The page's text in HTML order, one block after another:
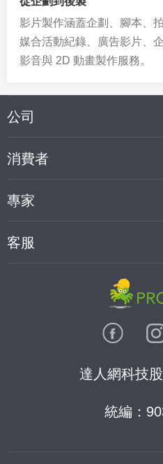
影片製作涵蓋企劃、腳本、
媒合活動紀錄、廣告影片、
影音與 2D 動畫製作服務。
公司
消費者
專家
客服
達人網科技
統編：